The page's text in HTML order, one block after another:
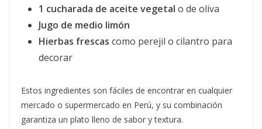
1 cucharada de aceite vegetal o de oliva
Jugo de medio limón
Hierbas frescas como perejil o cilantro para
decorar
Estos ingredientes son fáciles de encontrar en cualquier
mercado o supermercado en Perú, y su combinación
garantiza un plato lleno de sabor y textura.